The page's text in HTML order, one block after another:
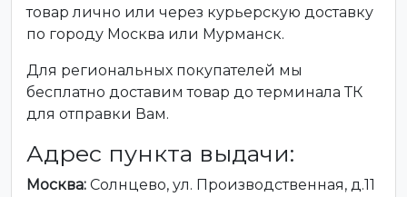
товар лично или через курьерскую доставку
по городу Москва или Мурманск.
Для региональных покупателей мы
бесплатно доставим товар до терминала ТК
для отправки Вам.
Адрес пункта выдачи:
Москва: Солнцево, ул. Производственная, д.11